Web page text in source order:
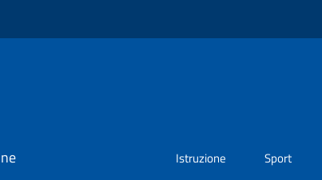
Istruzione Sport